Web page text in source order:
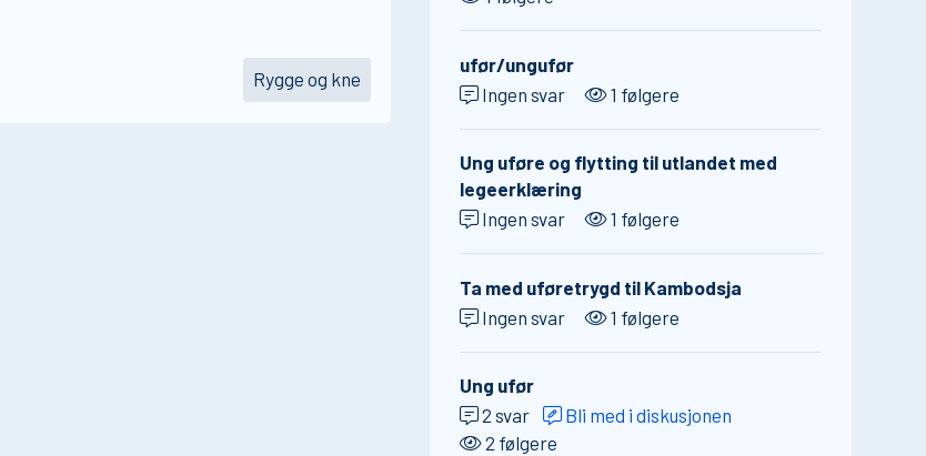
Rygge og kne
ufør/ungufør
Ingen svar
1 følgere
Ung uføre og flytting til utlandet med
legeerklæring
Ingen svar
1 følgere
Ta med uføretrygd til Kambodsja
Ingen svar
1 følgere
Ung ufør
2 svar
Bli med i diskusjonen
2 følgere